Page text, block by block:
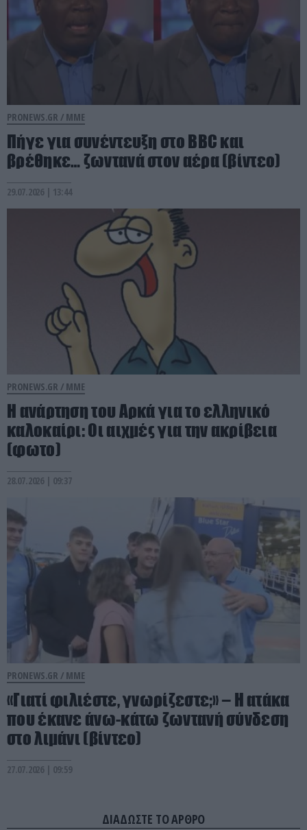
PRONEWS.GR / ΜΜΕ
Πήγε για συνέντευξη στο BBC και
βρέθηκε… ζωντανά στον αέρα (βίντεο)
29.07.2026 | 13:44
PRONEWS.GR / ΜΜΕ
Η ανάρτηση του Αρκά για το ελληνικό
καλοκαίρι: Οι αιχμές για την ακρίβεια
(φωτο)
28.07.2026 | 09:37
PRONEWS.GR / ΜΜΕ
«Γιατί φιλιέστε, γνωρίζεστε;» – Η ατάκα
που έκανε άνω-κάτω ζωντανή σύνδεση
στο λιμάνι (βίντεο)
27.07.2026 | 09:59
ΔΙΑΔΩΣΤΕ ΤΟ ΑΡΘΡΟ